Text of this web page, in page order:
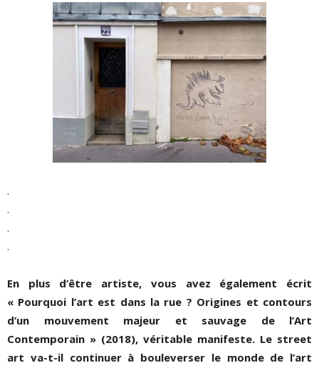
.
.
.
.
En plus d’être artiste, vous avez également écrit
« Pourquoi l’art est dans la rue ? Origines et contours
d’un mouvement majeur et sauvage de l’Art
Contemporain » (2018), véritable manifeste. Le street
art va-t-il continuer à bouleverser le monde de l’art